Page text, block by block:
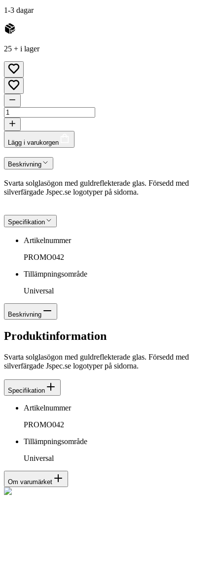
1-3 dagar
25 + i lager
Lägg i varukorgen
Beskrivning
Svarta solglasögon med guldreflekterade glas. Försedd med
silverfärgade Jspec.se logotyper på sidorna.
Specifikation
Artikelnummer
PROMO042
Tillämpningsområde
Universal
Beskrivning
Produktinformation
Svarta solglasögon med guldreflekterade glas. Försedd med
silverfärgade Jspec.se logotyper på sidorna.
Specifikation
Artikelnummer
PROMO042
Tillämpningsområde
Universal
Om varumärket